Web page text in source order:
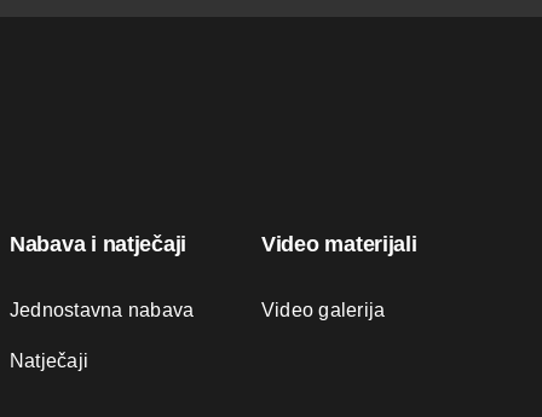
Nabava i natječaji
Jednostavna nabava
Natječaji
Video materijali
Video galerija